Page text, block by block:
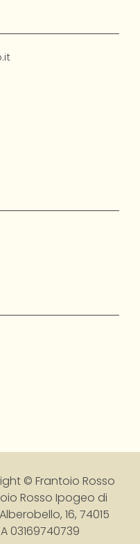
© Frantoio Rosso
Rosso Ipogeo di
16, 74015
03169740739